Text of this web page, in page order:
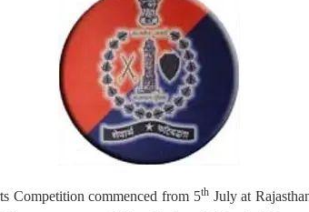
Competition commenced from 5thJuly at